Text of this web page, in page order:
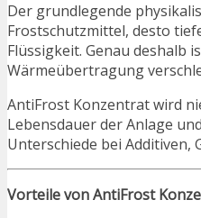
Der grundlegende
Frostschutzmittel, desto
Flüssigkeit. Genau deshalb
Wärmeübertragung
AntiFrost Konzentrat wird
Lebensdauer der Anlage
Unterschiede bei
Vorteile von AntiFrost